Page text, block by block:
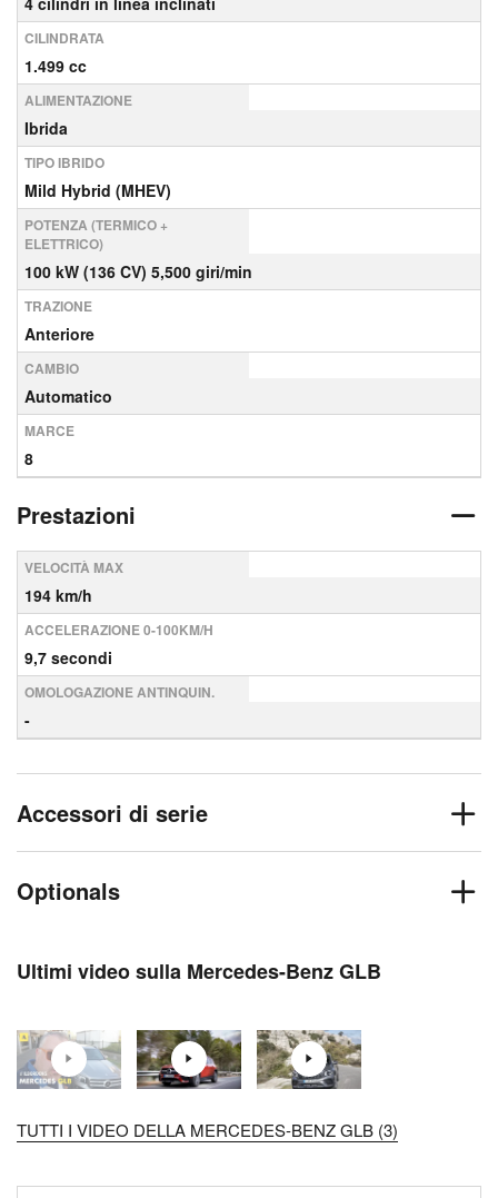
CILINDRATA
1.499 cc
ALIMENTAZIONE
Ibrida
TIPO IBRIDO
Mild Hybrid (MHEV)
POTENZA (TERMICO +
ELETTRICO)
100 kW (136 CV) 5,500 giri/min
TRAZIONE
Anteriore
CAMBIO
Automatico
MARCE
8
Prestazioni
VELOCITÀ MAX
194 km/h
ACCELERAZIONE 0-100KM/H
9,7 secondi
OMOLOGAZIONE ANTINQUIN.
-
Accessori di serie
Optionals
Ultimi video sulla Mercedes-Benz GLB
TUTTI I VIDEO DELLA MERCEDES-BENZ GLB (3)